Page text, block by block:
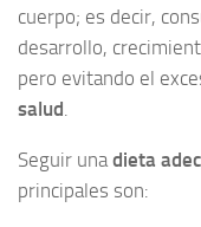
cuerpo; es decir,
desarrollo,
pero evitando el
salud.
Seguir una dieta
principales son: